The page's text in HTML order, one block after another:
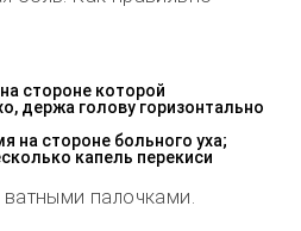
стороне которой
держа голову горизонтально
на стороне больного уха;
капель перекиси
ватными палочками.